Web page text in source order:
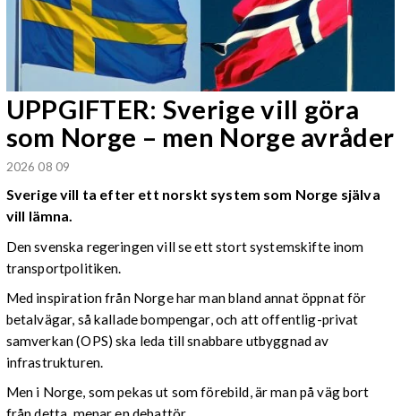
UPPGIFTER: Sverige vill göra
som Norge – men Norge avråder
2026 08 09
Sverige vill ta efter ett norskt system som Norge själva
vill lämna.
Den svenska regeringen vill se ett stort systemskifte inom
transportpolitiken.
Med inspiration från Norge har man bland annat öppnat för
betalvägar, så kallade bompengar, och att offentlig-privat
samverkan (OPS) ska leda till snabbare utbyggnad av
infrastrukturen.
Men i Norge, som pekas ut som förebild, är man på väg bort